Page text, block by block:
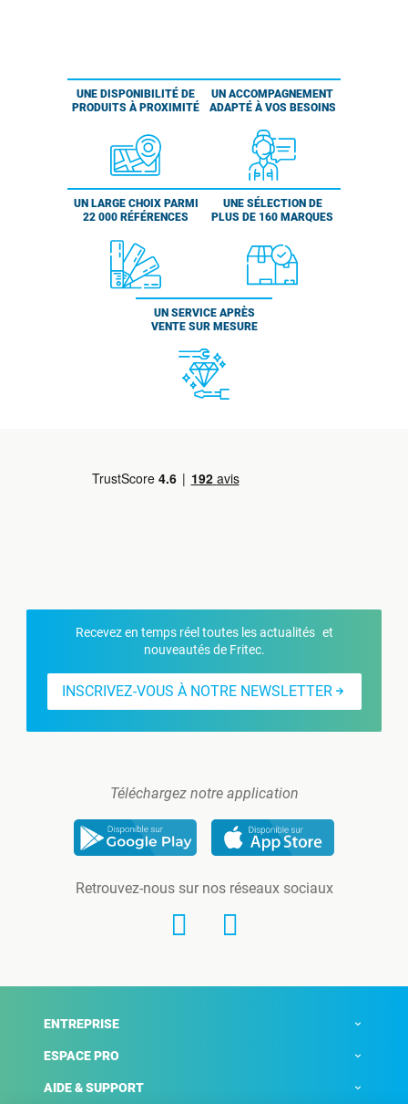
UNE DISPONIBILITÉ DE
PRODUITS À PROXIMITÉ
UN ACCOMPAGNEMENT
ADAPTÉ À VOS BESOINS
UN LARGE CHOIX PARMI
22 000 RÉFÉRENCES
UNE SÉLECTION DE
PLUS DE 160 MARQUES
UN SERVICE APRÈS
VENTE SUR MESURE
Recevez en temps réel toutes les actualités et
nouveautés de Fritec.
INSCRIVEZ-VOUS À NOTRE NEWSLETTER
Téléchargez notre application
Retrouvez-nous sur nos réseaux sociaux
ENTREPRISE
ESPACE PRO
AIDE & SUPPORT